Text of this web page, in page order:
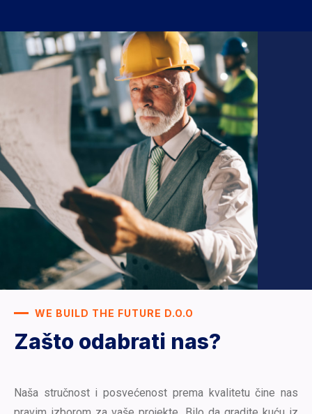
WE BUILD THE FUTURE D.O.O
Zašto odabrati nas?
Naša stručnost i posvećenost prema kvalitetu čine nas